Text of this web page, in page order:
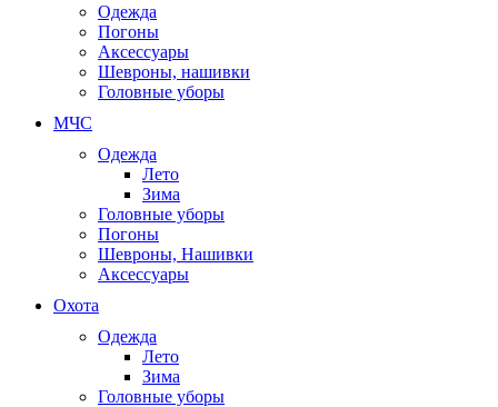
Одежда
Погоны
Аксессуары
Шевроны, нашивки
Головные уборы
МЧС
Одежда
Лето
Зима
Головные уборы
Погоны
Шевроны, Нашивки
Аксессуары
Охота
Одежда
Лето
Зима
Головные уборы